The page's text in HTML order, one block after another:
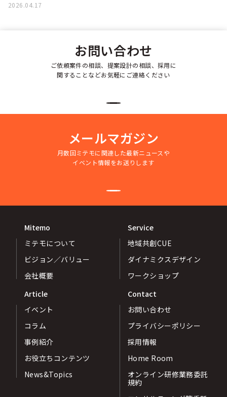
2026.04.17
お問い合わせ
ご依頼案件の相談、提案設計の相談、採用に
関することなどお気軽にご連絡ください
メールマガジン
月数回ミテモに関連した最新ニュースや
イベント情報をお送りします
Mitemo
ミテモについて
ビジョン／バリュー
会社概要
Service
地域共創CUE
ダイナミクスデザイン
ワークショップ
Article
イベント
コラム
事例紹介
お役立ちコンテンツ
News&Topics
Contact
お問い合わせ
プライバシーポリシー
採用情報
Home Room
オンライン研修業務委託
規約